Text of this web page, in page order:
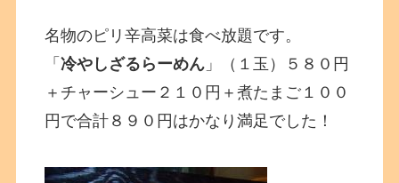
名物のピリ辛高菜は食べ放題です。
「冷やしざるらーめん 」（１玉）５８０円
＋チャーシュー２１０円＋煮たまご１００
円で合計８９０円はかなり満足でした！